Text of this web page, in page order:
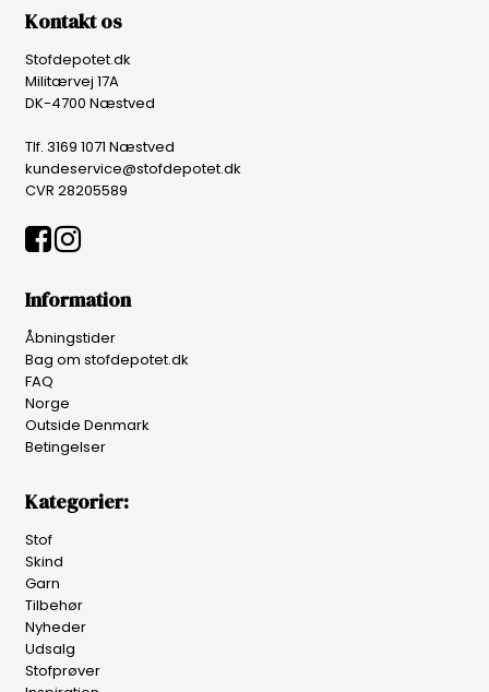
Kontakt os
Stofdepotet.dk
Militærvej 17A
DK-4700 Næstved
Tlf. 3169 1071 Næstved
kundeservice@stofdepotet.dk
CVR 28205589
Information
Åbningstider
Bag om stofdepotet.dk
FAQ
Norge
Outside Denmark
Betingelser
Kategorier:
Stof
Skind
Garn
Tilbehør
Nyheder
Udsalg
Stofprøver